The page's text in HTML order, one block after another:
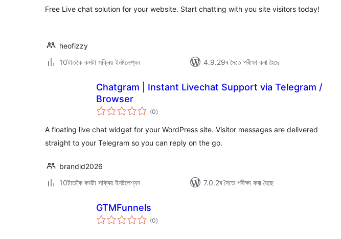
Free Live chat solution for your website. Start chatting with you site visitors today!
heofizzy
10টাতকৈ কমটা সক্ৰিয় ইনষ্টলেশ্যন
4.9.29ৰ সৈতে পৰীক্ষা কৰা হৈছে
Chatgram | Instant Livechat Support via Telegram /
Browser
(0টা
মুঠ)
A floating live chat widget for your WordPress site. Visitor messages are delivered
straight to your Telegram so you can reply on the go.
brandid2026
10টাতকৈ কমটা সক্ৰিয় ইনষ্টলেশ্যন
7.0.2ৰ সৈতে পৰীক্ষা কৰা হৈছে
GTMFunnels
(0টা
মুঠ)